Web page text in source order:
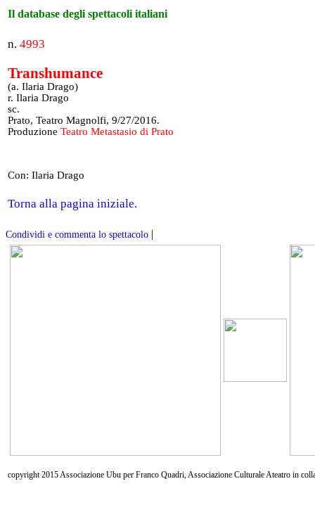
Il database degli spettacoli italiani
n. 4993
Transhumance
(a. Ilaria Drago)
r. Ilaria Drago
sc.
Prato, Teatro Magnolfi, 9/27/2016.
Produzione Teatro Metastasio di Prato
Con: Ilaria Drago
Torna alla pagina iniziale.
Condividi e commenta lo spettacolo |
copyright 2015 Associazione Ubu per Franco Quadri, Associazione Culturale Ateatro in